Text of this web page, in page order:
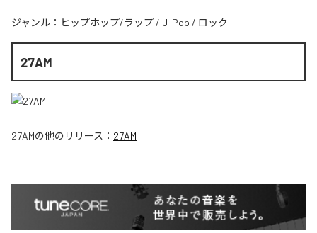
ジャンル： ヒップホップ/ラップ / J-Pop / ロック
27AM
27AMの他のリリース： 27AM